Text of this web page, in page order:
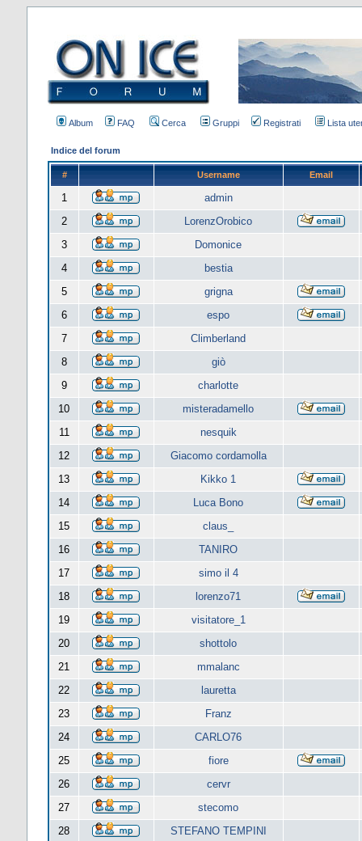
Album FAQ Cerca Gruppi Registrati Lista
Indice del forum
# Username Email
1
admin
2
LorenzOrobico
3
Domonice
4
bestia
5
grigna
6
espo
7
Climberland
8
giò
9
charlotte
10
misteradamello
11
nesquik
12
Giacomo cordamolla
13
Kikko 1
14
Luca Bono
15
claus_
16
TANIRO
17
simo il 4
18
lorenzo71
19
visitatore_1
20
shottolo
21
mmalanc
22
lauretta
23
Franz
24
CARLO76
25
fiore
26
cervr
27
stecomo
28
STEFANO TEMPINI